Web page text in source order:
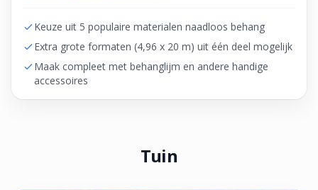
Keuze uit 5 populaire materialen naadloos behang
Extra grote formaten (4,96 x 20 m) uit één deel mogelijk
Maak compleet met behanglijm en andere handige
accessoires
Tuin